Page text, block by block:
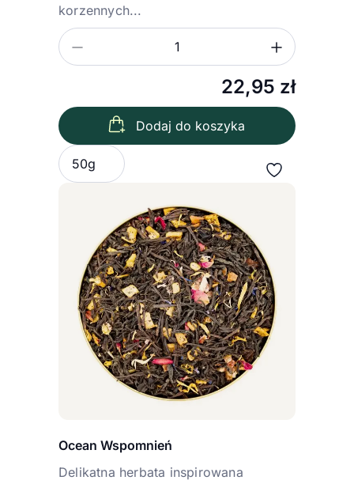
korzennych...
22,95 zł
Zmniejsz ilość
Dodaj do koszyka
Ocean Wspomnień
Delikatna herbata inspirowana
Wybierz wariant
50g